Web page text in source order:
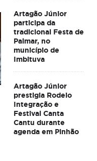
Artagão Júnior
participa da
tradicional Festa de
Palmar, no
município de
Imbituva
Artagão Júnior
prestigia Rodeio
Integração e
Festival Canta
Cantu durante
agenda em Pinhão